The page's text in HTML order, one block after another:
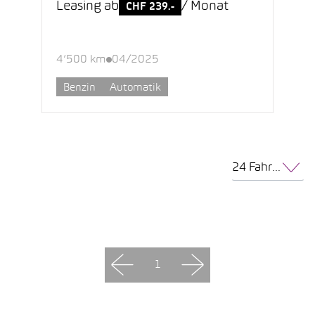
Leasing ab CHF 239.- / Monat
4’500 km 04/2025
Benzin Automatik
24 Fahrzeuge pro Seite
1